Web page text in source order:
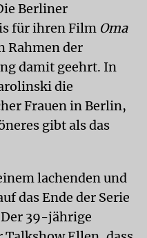
Berliner
für ihren Film Oma
der
damit geehrt. In
die
Frauen in Berlin,
gibt als das
lachenden und
das Ende der Serie
39-jährige